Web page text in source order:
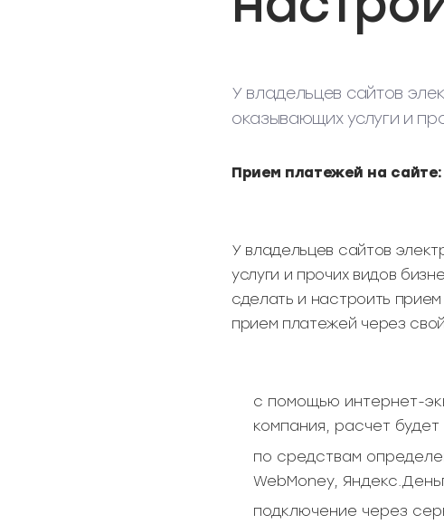
У владельцев сайтов
оказывающих услуги и
Прием платежей на
У владельцев сайтов
услуги и прочих видов
сделать и настроить
прием платежей через
с помощью интернет-
компания, расчет
по средствам
WebMoney,
подключение через